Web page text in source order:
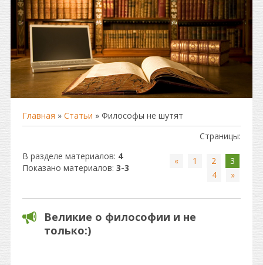
Главная » Статьи » Философы не шутят
В разделе материалов: 4
Показано материалов: 3-3
Страницы:
« 1 2
3
4
»
Великие о философии и не
только:)